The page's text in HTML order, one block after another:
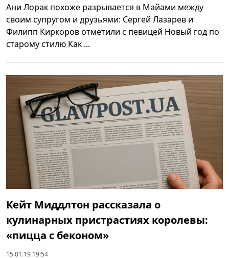
Ани Лорак похоже разрывается в Майами между
своим супругом и друзьями: Сергей Лазарев и
Филипп Киркоров отметили с певицей Новый год по
старому стилю Как ...
Кейт Миддлтон рассказала о
кулинарных пристрастиях королевы:
«пицца с беконом»
15.01.19 19:54